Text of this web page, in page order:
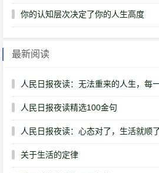
你的认知层次决定了你的人生高度
最新阅读
人民日报夜读：无法重来的人生，每
人民日报夜读精选100金句
人民日报夜读：心态对了，生活就顺
关于生活的定律